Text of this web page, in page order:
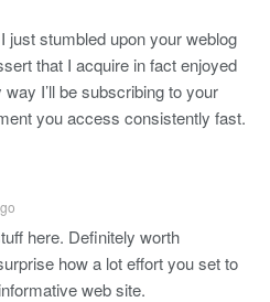
just stumbled upon your weblog
that I acquire in fact enjoyed
I’ll be subscribing to your
you access consistently fast.
here. Definitely worth
how a lot effort you set to
web site.